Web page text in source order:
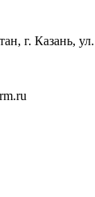
г. Казань,